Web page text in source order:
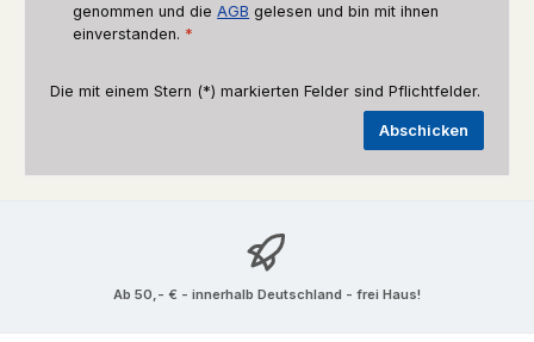
genommen und dieAGB gelesen und bin mit ihnen
einverstanden. *
Die mit einem Stern (*) markierten Felder sind Pflichtfelder.
Abschicken
Ab 50,- € - innerhalb Deutschland - frei Haus!